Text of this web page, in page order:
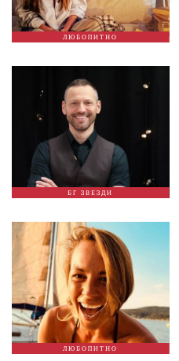
ЛЮБОПИТНО
БГ ЗВЕЗДИ
ЛЮБОПИТНО